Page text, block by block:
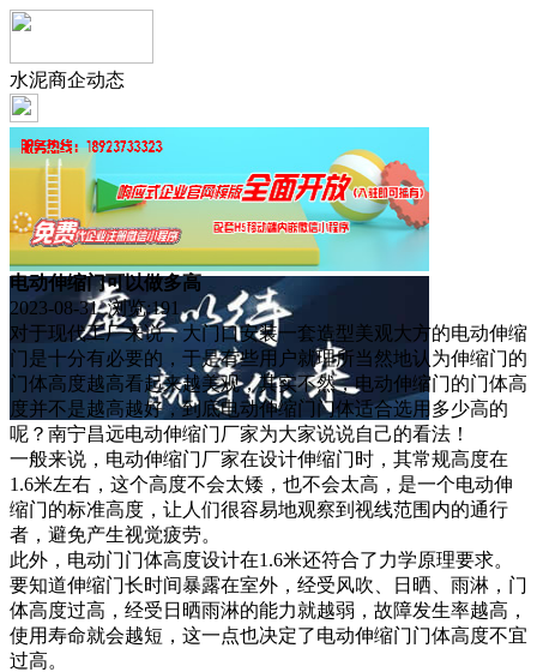
水泥商企动态
电动伸缩门可以做多高
2023-08-31 浏览:191
对于现代工厂来说，大门口安装一套造型美观大方的电动伸缩
门是十分有必要的，于是有些用户就理所当然地认为伸缩门的
门体高度越高看起来越美观，其实不然，电动伸缩门的门体高
度并不是越高越好，到底电动伸缩门门体适合选用多少高的
呢？南宁昌远电动伸缩门厂家为大家说说自己的看法！
一般来说，电动伸缩门厂家在设计伸缩门时，其常规高度在
1.6米左右，这个高度不会太矮，也不会太高，是一个电动伸
缩门的标准高度，让人们很容易地观察到视线范围内的通行
者，避免产生视觉疲劳。
此外，电动门门体高度设计在1.6米还符合了力学原理要求。
要知道伸缩门长时间暴露在室外，经受风吹、日晒、雨淋，门
体高度过高，经受日晒雨淋的能力就越弱，故障发生率越高，
使用寿命就会越短，这一点也决定了电动伸缩门门体高度不宜
过高。